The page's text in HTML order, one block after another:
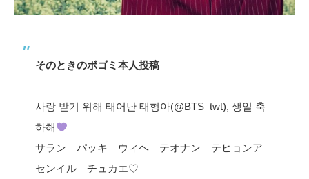
そのときのボゴミ本人投稿
사랑 받기 위해 태어난 태형아(@BTS_twt), 생일 축
하해
サラン パッキ ウィヘ テオナン テヒョンア
センイル チュカエ♡